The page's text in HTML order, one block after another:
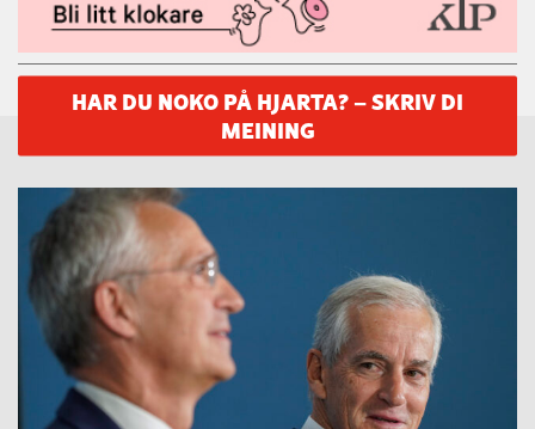
HAR DU NOKO PÅ HJARTA? – SKRIV DI
MEINING